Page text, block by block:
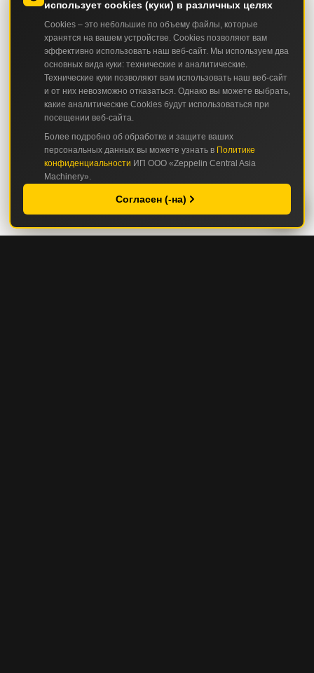
использует cookies (куки) в различных целях
Cookies – это небольшие по объему файлы, которые
хранятся на вашем устройстве. Cookies позволяют вам
эффективно использовать наш веб-сайт. Мы используем два
основных вида куки: технические и аналитические.
Технические куки позволяют вам использовать наш веб-сайт
и от них невозможно отказаться. Однако вы можете выбрать,
какие аналитические Cookies будут использоваться при
посещении веб-сайта.
Более подробно об обработке и защите ваших
персональных данных вы можете узнать в Политике
конфиденциальности ИП ООО «Zeppelin Central Asia
Machinery».
Согласен (-на)